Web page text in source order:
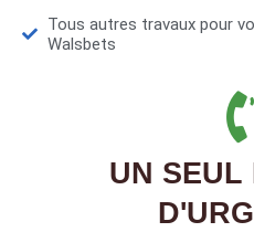
Tous autres travaux pour
Walsbets
UN SEUL